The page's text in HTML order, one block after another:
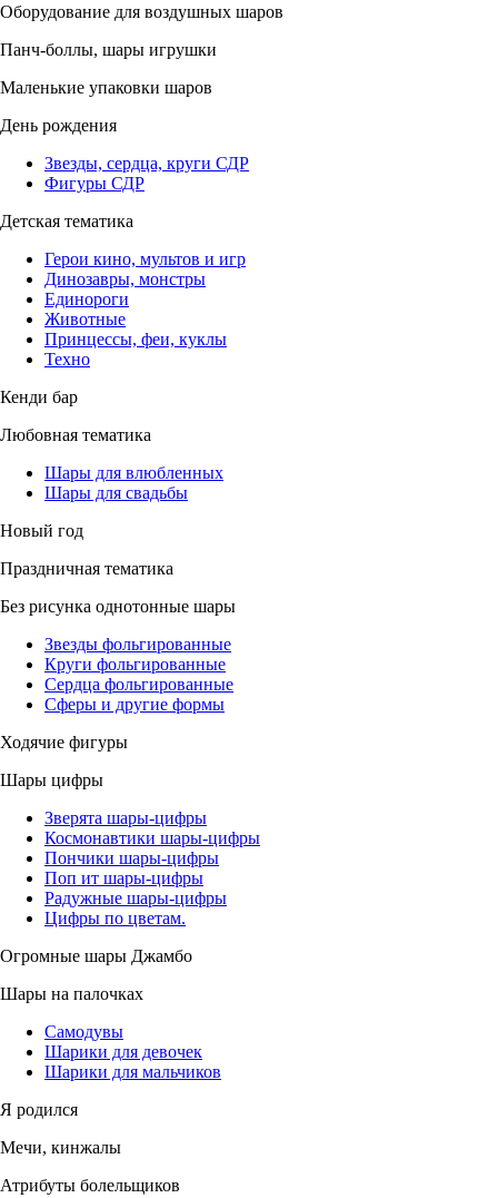
Оборудование для воздушных шаров
Панч-боллы, шары игрушки
Маленькие упаковки шаров
День рождения
Звезды, сердца, круги СДР
Фигуры СДР
Детская тематика
Герои кино, мультов и игр
Динозавры, монстры
Единороги
Животные
Принцессы, феи, куклы
Техно
Кенди бар
Любовная тематика
Шары для влюбленных
Шары для свадьбы
Новый год
Праздничная тематика
Без рисунка однотонные шары
Звезды фольгированные
Круги фольгированные
Сердца фольгированные
Сферы и другие формы
Ходячие фигуры
Шары цифры
Зверята шары-цифры
Космонавтики шары-цифры
Пончики шары-цифры
Поп ит шары-цифры
Радужные шары-цифры
Цифры по цветам.
Огромные шары Джамбо
Шары на палочках
Самодувы
Шарики для девочек
Шарики для мальчиков
Я родился
Мечи, кинжалы
Атрибуты болельщиков